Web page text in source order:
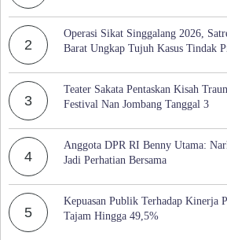
2
Operasi Sikat Singgalang 2026,
Barat Ungkap Tujuh Kasus Tindak
3
Teater Sakata Pentaskan Kisah
Festival Nan Jombang Tanggal 3
4
Anggota DPR RI Benny Utama:
Jadi Perhatian Bersama
5
Kepuasan Publik Terhadap Kinerja
Tajam Hingga 49,5%